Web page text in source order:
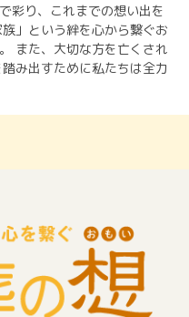
彩り、これまでの想い出を
族」という絆を心から繋ぐお
また、大切な方を亡くされ
み出すために私たちは全力